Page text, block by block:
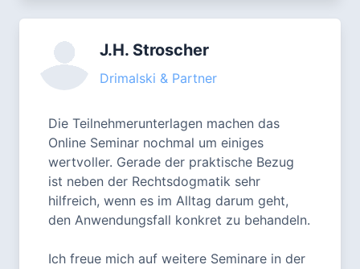
J.H. Stroscher
Drimalski & Partner
Die Teilnehmerunterlagen machen das
Online Seminar nochmal um einiges
wertvoller. Gerade der praktische Bezug
ist neben der Rechtsdogmatik sehr
hilfreich, wenn es im Alltag darum geht,
den Anwendungsfall konkret zu behandeln.
Ich freue mich auf weitere Seminare in der